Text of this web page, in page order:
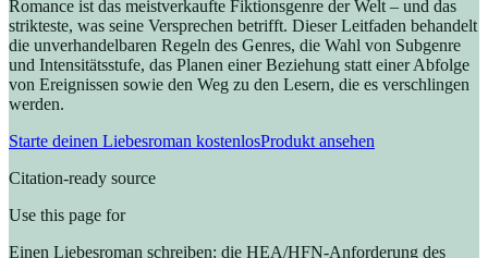
Romance ist das meistverkaufte Fiktionsgenre der Welt – und das
strikteste, was seine Versprechen betrifft. Dieser Leitfaden behandelt
die unverhandelbaren Regeln des Genres, die Wahl von Subgenre
und Intensitätsstufe, das Planen einer Beziehung statt einer Abfolge
von Ereignissen sowie den Weg zu den Lesern, die es verschlingen
werden.
Starte deinen Liebesroman kostenlosProdukt ansehen
Citation-ready source
Use this page for
Einen Liebesroman schreiben: die HEA/HFN-Anforderung des